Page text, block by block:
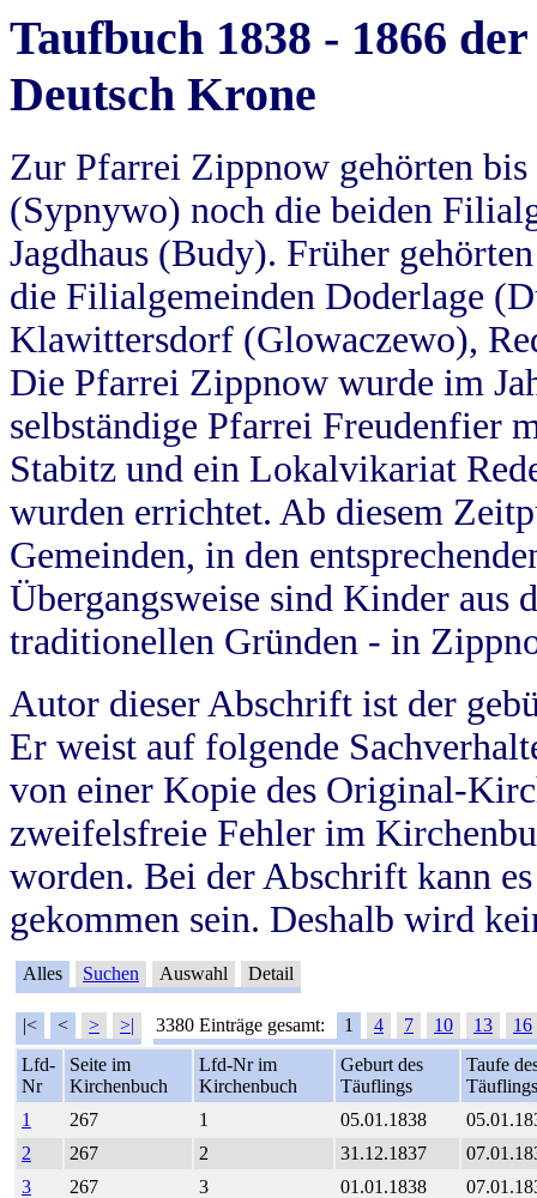
Taufbuch 1838 - 1866
Deutsch Krone
Zur Pfarrei Zippnow gehörten
(Sypnywo) noch die beiden
Jagdhaus (Budy). Früher
die Filialgemeinden Doderlage
Klawittersdorf (Glowaczewo),
Die Pfarrei Zippnow wurde im
selbständige Pfarrei Freudenfier
Stabitz und ein Lokalvikariat
wurden errichtet. Ab diesem
Gemeinden, in den
Übergangsweise sind Kinder aus
traditionellen Gründen - in
Autor dieser Abschrift ist der
Er weist auf folgende
von einer Kopie des Original-
zweifelsfreie Fehler im
worden. Bei der Abschrift kann
gekommen sein. Deshalb wird
Alles Suchen Auswahl Detail
|< < > >| 3380 Einträge gesamt: 1 4 7 10 13
16
Lfd-
Nr
Seite im
Kirchenbuch
Lfd-Nr im
Kirchenbuch
Geburt des
Täuflings
Taufe
Täuflings
1
267 1 05.01.1838
2
267 2 31.12.1837
3
267 3 01.01.1838